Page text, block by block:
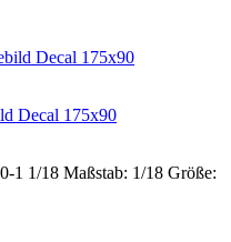
Decal 175x90
1 1/18 Maßstab: 1/18 Größe: